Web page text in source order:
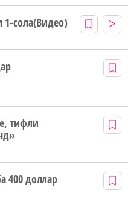
сола(Видео)
тифли
400 доллар